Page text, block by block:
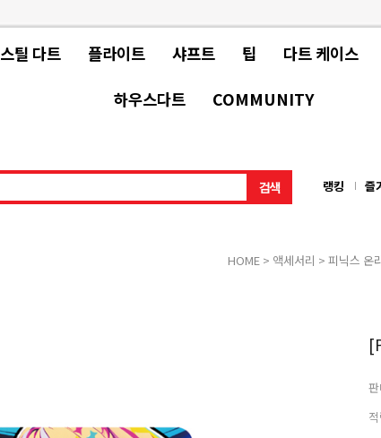
스틸 다트 플라이트 샤프트 팁 다트 케이스
하우스다트 COMMUNITY
랭킹 즐
HOME > 액세서리 > 피닉스 온